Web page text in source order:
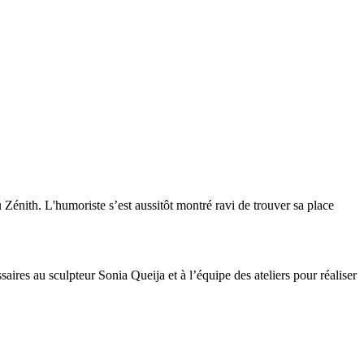
L'humoriste s’est aussitôt montré ravi de trouver sa place
au sculpteur Sonia Queija et à l’équipe des ateliers pour réaliser